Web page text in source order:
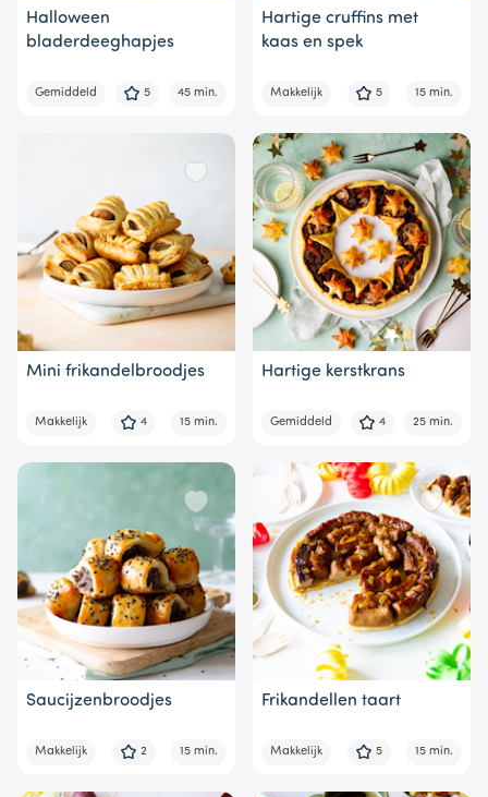
Halloween
bladerdeeghapjes
Gemiddeld 5 45 min.
Hartige cruffins met
kaas en spek
Makkelijk 5 15 min.
Mini frikandelbroodjes
Makkelijk 4 15 min.
Hartige kerstkrans
Gemiddeld 4 25 min.
Saucijzenbroodjes
Makkelijk 2 15 min.
Frikandellen taart
Makkelijk 5 15 min.